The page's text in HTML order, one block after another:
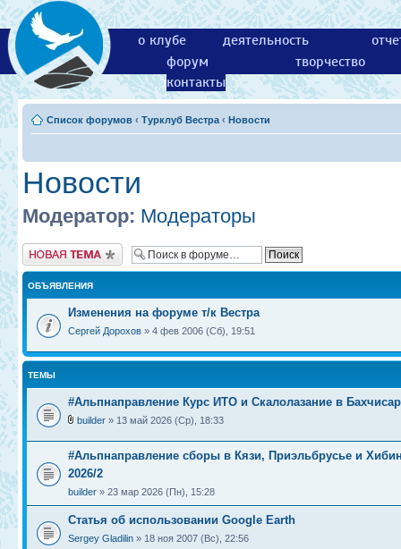
о клубе деятельность
форум
творчество
контакты
Список форумов ‹ Турклуб Вестра ‹ Новости
Новости
Модератор: Модераторы
Новая тема
ОБЪЯВЛЕНИЯ
Изменения на форуме т/к Вестра
Сергей Дорохов » 4 фев 2006 (Сб), 19:51
ТЕМЫ
#Альпнаправление Курс ИТО и Скалолазание в
builder » 13 май 2026 (Ср), 18:33
#Альпнаправление сборы в Кязи, Приэльбрусье и
2026/2
builder » 23 мар 2026 (Пн), 15:28
Статья об использовании Google Earth
Sergey Gladilin » 18 ноя 2007 (Вс), 22:56